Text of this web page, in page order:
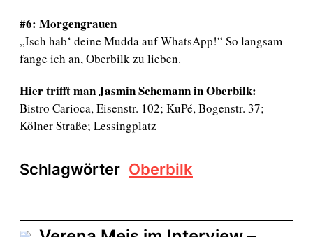
#6: Morgengrauen
„Isch hab‘ deine Mudda auf WhatsApp!“ So langsam
fange ich an, Oberbilk zu lieben.
Hier trifft man Jasmin Schemann in Oberbilk:
Bistro Carioca, Eisenstr. 102; KuPé, Bogenstr. 37;
Kölner Straße; Lessingplatz
Schlagwörter Oberbilk